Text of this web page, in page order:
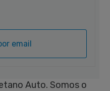
email
Auto. Somos o